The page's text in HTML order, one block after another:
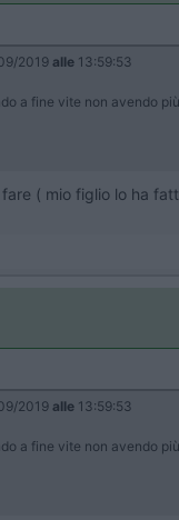
2019 alle 13:59:53
a fine vite non avendo
( mio figlio lo ha
2019 alle 13:59:53
a fine vite non avendo